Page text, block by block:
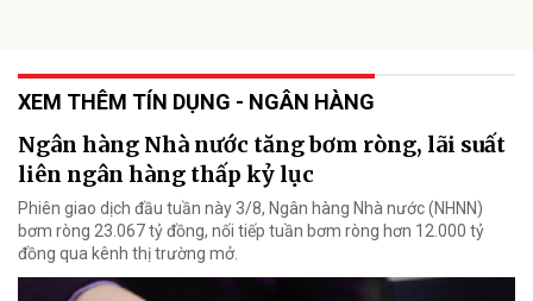
XEM THÊM TÍN DỤNG - NGÂN HÀNG
Ngân hàng Nhà nước tăng bơm ròng, lãi suất
liên ngân hàng thấp kỷ lục
Phiên giao dịch đầu tuần này 3/8, Ngân hàng Nhà nước (NHNN)
bơm ròng 23.067 tỷ đồng, nối tiếp tuần bơm ròng hơn 12.000 tỷ
đồng qua kênh thị trường mở.